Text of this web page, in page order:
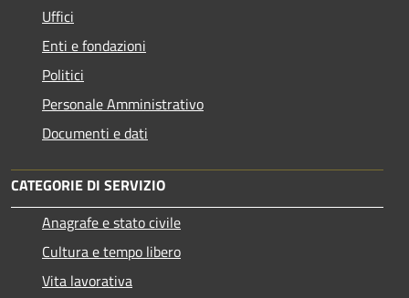
Uffici
Enti e fondazioni
Politici
Personale Amministrativo
Documenti e dati
CATEGORIE DI SERVIZIO
Anagrafe e stato civile
Cultura e tempo libero
Vita lavorativa